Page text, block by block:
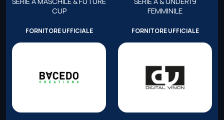
CUP
FEMMINILE
FORNITORE UFFICIALE FORNITORE UFFICIALE